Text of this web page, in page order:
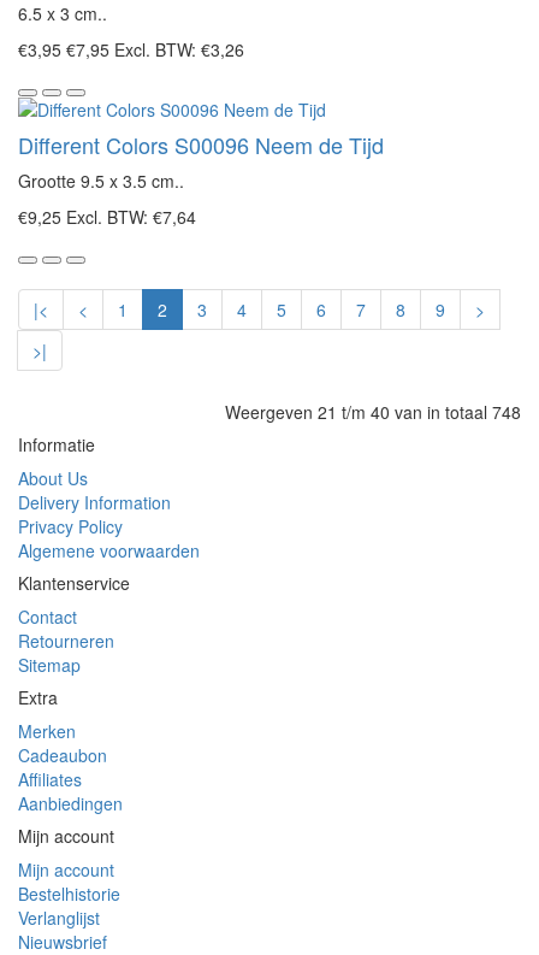
6.5 x 3 cm..
€3,95 €7,95 Excl. BTW: €3,26
Different Colors S00096 Neem de Tijd
Grootte 9.5 x 3.5 cm..
€9,25 Excl. BTW: €7,64
|< < 1 2 3 4 5 6 7 8 9
>
>|
Weergeven 21 t/m 40 van in totaal 748
Informatie
About Us
Delivery Information
Privacy Policy
Algemene voorwaarden
Klantenservice
Contact
Retourneren
Sitemap
Extra
Merken
Cadeaubon
Affiliates
Aanbiedingen
Mijn account
Mijn account
Bestelhistorie
Verlanglijst
Nieuwsbrief